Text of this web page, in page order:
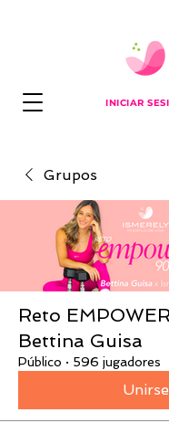
INICIAR
Grupos
Reto
Bettina Guisa
Público · 596 jugadores
Unirse